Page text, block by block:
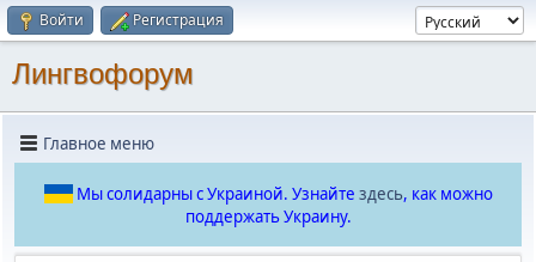
Войти Регистрация
Лингвофорум
Главное меню
Мы солидарны с Украиной. Узнайте здесь, как можно
поддержать Украину.